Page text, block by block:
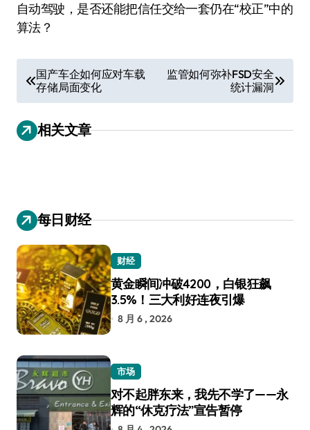
自动驾驶，是否还能把信任交给一套仍在“校正”中的
算法？
章
导
航
国产车企如何应对车载
存储局面变化
监管如何弥补FSD安全
统计漏洞
相关文章
每日财经
财经
黄金瞬间冲破4200，白银狂飙
3.5%！三大利好连夜引爆
8 月 6 , 2026
市场
对不起胖东来，我先不学了——永
辉的“休克疗法”宣告暂停